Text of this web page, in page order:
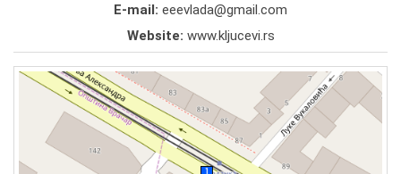
E-mail: eeevlada@gmail.com
Website: www.kljucevi.rs